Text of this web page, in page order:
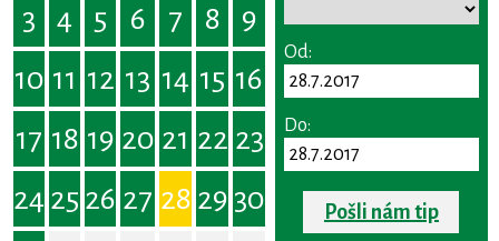
3
4 5 6 7 8
9
10 11 12 13 14 15 16
17 18 19 20 21 22 23
24 25 26 27 28 29 30
Od:
Do:
Pošli nám tip